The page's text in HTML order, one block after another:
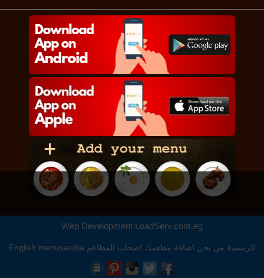
Web Development LoadServ.com.eg
الرئيسية من نحن اضافة مطعمك اصحاب المطاعم menusaudia
English